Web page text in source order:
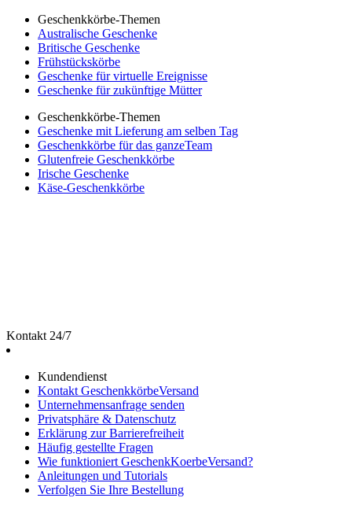
Geschenkkörbe-Themen
Australische Geschenke
Britische Geschenke
Frühstückskörbe
Geschenke für virtuelle Ereignisse
Geschenke für zukünftige Mütter
Geschenkkörbe-Themen
Geschenke mit Lieferung am selben Tag
Geschenkkörbe für das ganzeTeam
Glutenfreie Geschenkkörbe
Irische Geschenke
Käse-Geschenkkörbe
Kontakt 24/7
Kundendienst
Kontakt GeschenkkörbeVersand
Unternehmensanfrage senden
Privatsphäre & Datenschutz
Erklärung zur Barrierefreiheit
Häufig gestellte Fragen
Wie funktioniert GeschenkKoerbeVersand?
Anleitungen und Tutorials
Verfolgen Sie Ihre Bestellung